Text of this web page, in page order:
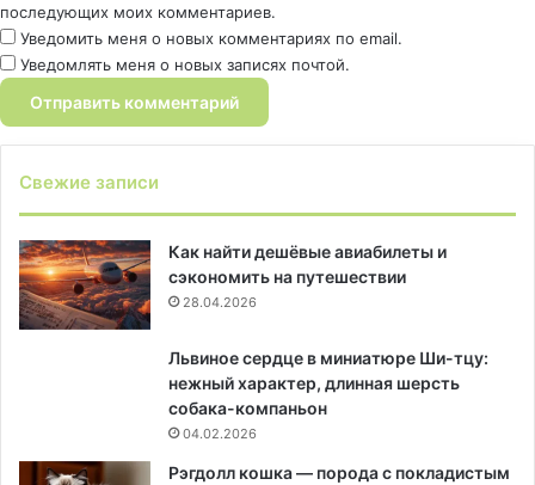
последующих моих комментариев.
Уведомить меня о новых комментариях по email.
Уведомлять меня о новых записях почтой.
Свежие записи
Как найти дешёвые авиабилеты и
сэкономить на путешествии
28.04.2026
Львиное сердце в миниатюре Ши-тцу:
нежный характер, длинная шерсть
собака-компаньон
04.02.2026
Рэгдолл кошка — порода с покладистым